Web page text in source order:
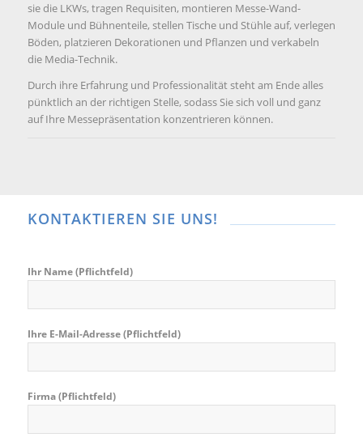
sie die LKWs, tragen Requisiten, montieren Messe-Wand-
Module und Bühnenteile, stellen Tische und Stühle auf, verlegen
Böden, platzieren Dekorationen und Pflanzen und verkabeln
die Media-Technik.
Durch ihre Erfahrung und Professionalität steht am Ende alles
pünktlich an der richtigen Stelle, sodass Sie sich voll und ganz
auf Ihre Messepräsentation konzentrieren können.
KONTAKTIEREN SIE UNS!
Ihr Name (Pflichtfeld)
Bitte lasse dieses Feld leer.
Ihre E-Mail-Adresse (Pflichtfeld)
Firma (Pflichtfeld)